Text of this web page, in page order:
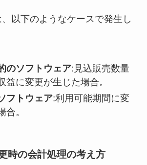
以下のようなケースで発生し
のソフトウェア:見込販売数量
益に変更が生じた場合。
フトウェア:利用可能期間に変
合。
時の会計処理の考え方